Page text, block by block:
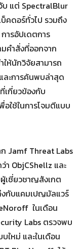
บ แต่ SpectralBlur
คดอร์ทั่วไป รวมถึง
ารอัปเดตการ
คำสั่งที่ออกจาก
ห้นักวิจัยสามารถ
ละการค้นพบล่าสุด
เกี่ยวข้องกับ
อใช้ในการโจมตีแบบ
Jamf Threat Labs
า ObjCShellz และ
เชี่ยวชาญสังเกต
งกับแคมเปญมัลแวร์
ในเดือน
Labs ตรวจพบ
ใหม่ และในเดือน